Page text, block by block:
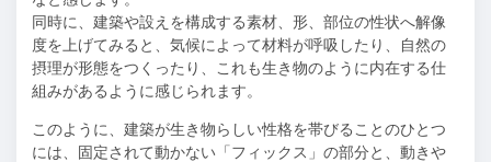
同時に、建築や設えを構成する素材、形、部位の性状へ解像
度を上げてみると、気候によって材料が呼吸したり、自然の
摂理が形態をつくったり、これも生き物のように内在する仕
組みがあるように感じられます。
このように、建築が生き物らしい性格を帯びることのひとつ
には、固定されて動かない「フィックス」の部分と、動きや